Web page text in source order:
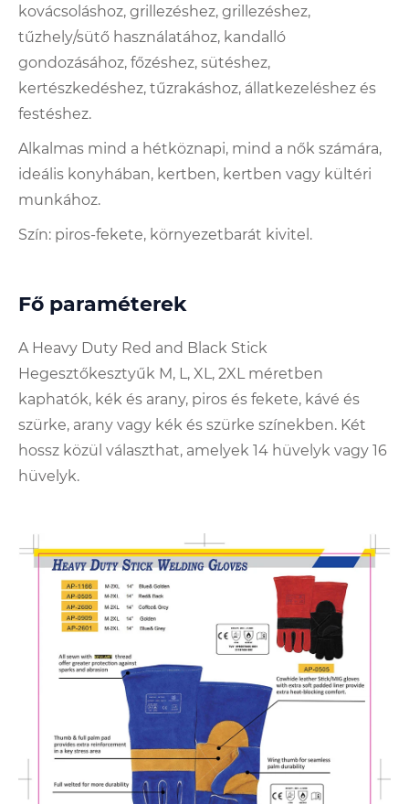
kovácsoláshoz, grillezéshez, grillezéshez,
tűzhely/sütő használatához, kandalló
gondozásához, főzéshez, sütéshez,
kertészkedéshez, tűzrakáshoz, állatkezeléshez és
festéshez.
Alkalmas mind a hétköznapi, mind a nők számára,
ideális konyhában, kertben, kertben vagy kültéri
munkához.
Szín: piros-fekete, környezetbarát kivitel.
Fő paraméterek
A Heavy Duty Red and Black Stick
Hegesztőkesztyűk M, L, XL, 2XL méretben
kaphatók, kék és arany, piros és fekete, kávé és
szürke, arany vagy kék és szürke színekben. Két
hossz közül választhat, amelyek 14 hüvelyk vagy 16
hüvelyk.